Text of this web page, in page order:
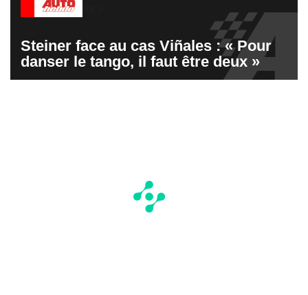
Steiner face au cas Viñales : « Pour
danser le tango, il faut être deux »